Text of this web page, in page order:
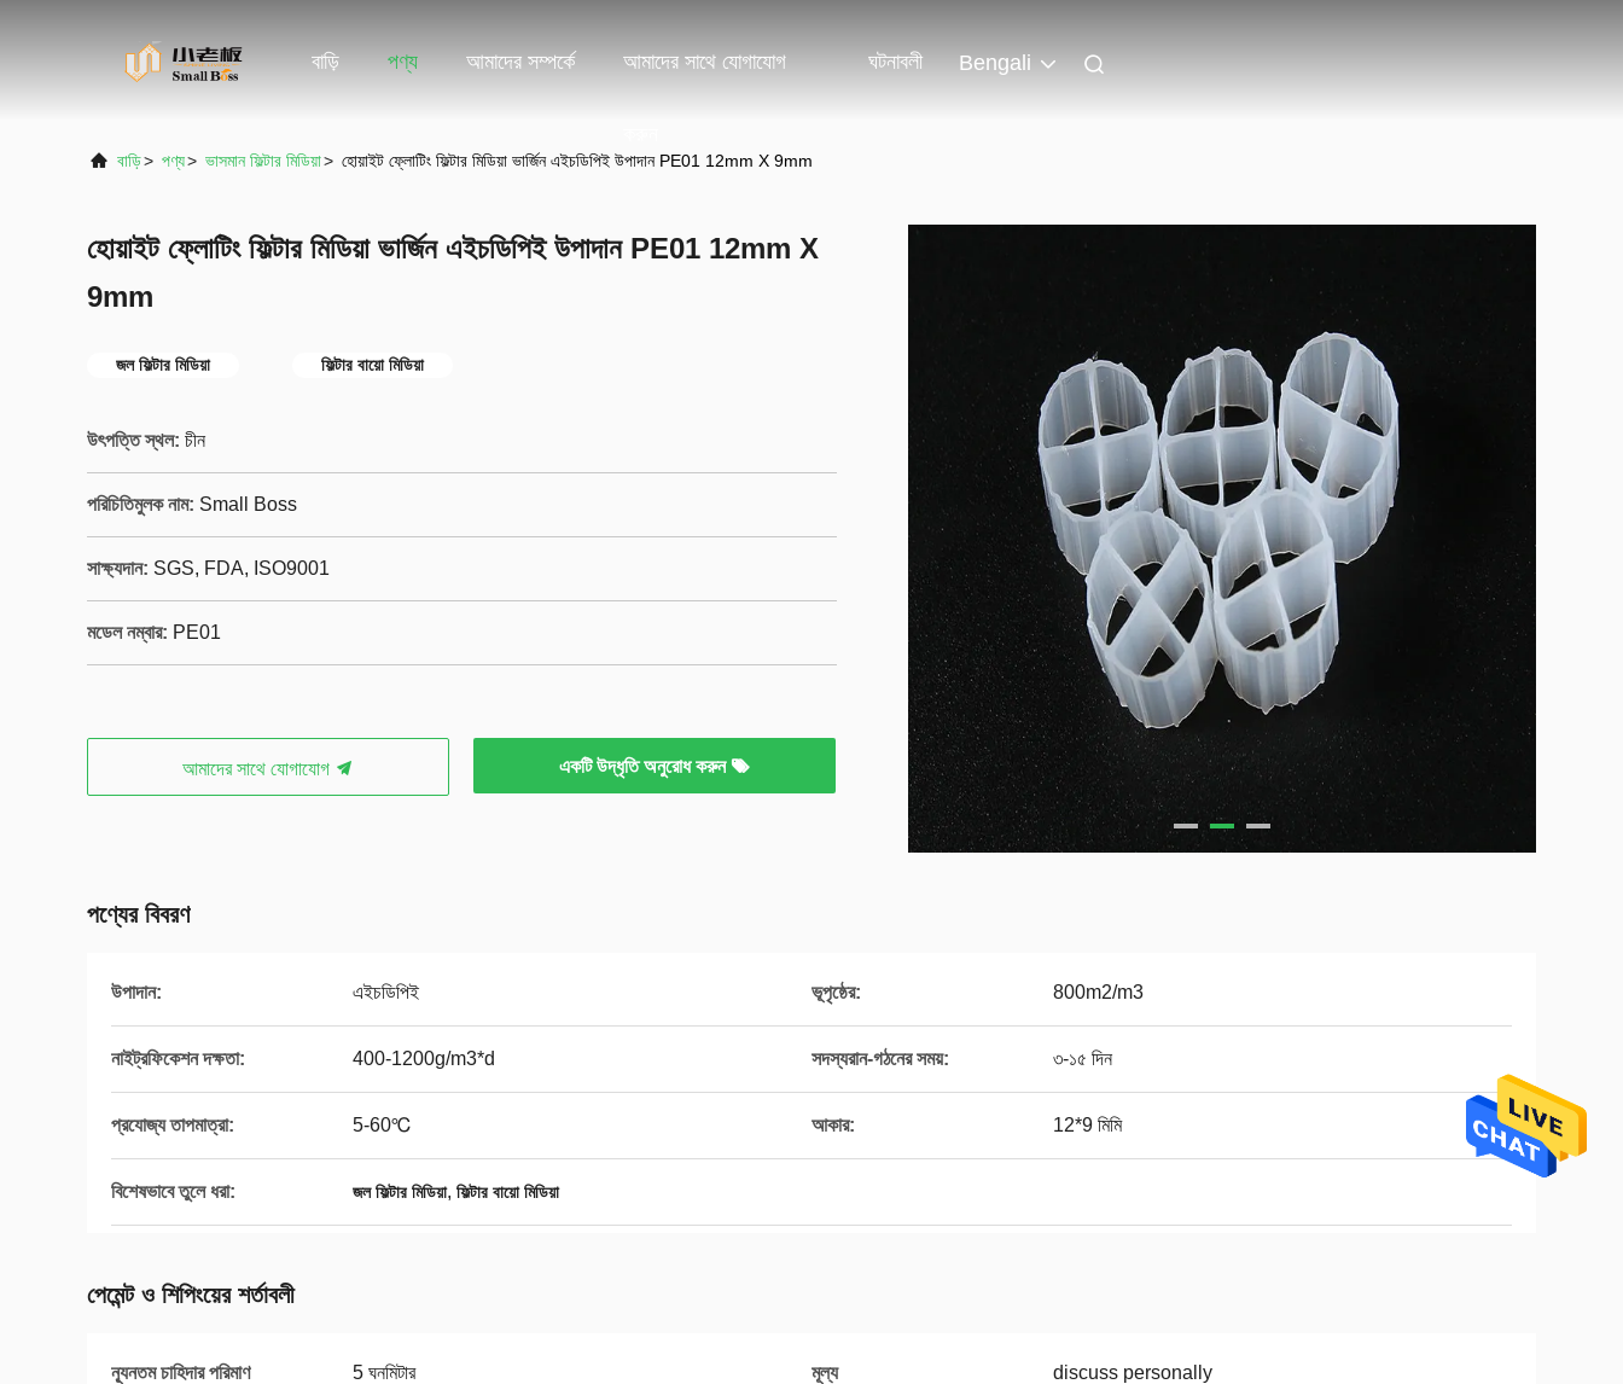
বাড়ি পণ্য আমাদের সম্পর্কে আমাদের সাথে যোগাযোগ ঘটনাবলী Bengali
বাড়ি> পণ্য> ভাসমান ফিল্টার মিডিয়া> হোয়াইট ফ্লোটিং ফিল্টার মিডিয়া ভার্জিন এইচডিপিই উপাদান PE01 12mm X 9mm
হোয়াইট ফ্লোটিং ফিল্টার মিডিয়া ভার্জিন এইচডিপিই উপাদান PE01 12mm X
9mm
জল ফিল্টার মিডিয়া ফিল্টার বায়ো মিডিয়া
উৎপত্তি স্থল: চীন
পরিচিতিমুলক নাম: Small Boss
সাক্ষ্যদান: SGS, FDA, ISO9001
মডেল নম্বার: PE01
আমাদের সাথে যোগাযোগ একটি উদ্ধৃতি অনুরোধ করুন
পণ্যের বিবরণ
উপাদান: এইচডিপিই ভূপৃষ্ঠের: 800m2/m3
নাইট্রফিকেশন দক্ষতা: 400-1200g/m3*d সদস্যরান-গঠনের সময়: ৩-১৫ দিন
প্রযোজ্য তাপমাত্রা: 5-60℃ আকার: 12*9 মিমি
বিশেষভাবে তুলে ধরা: জল ফিল্টার মিডিয়া, ফিল্টার বায়ো মিডিয়া
পেমেন্ট ও শিপিংয়ের শর্তাবলী
ন্যূনতম চাহিদার পরিমাণ 5 ঘনমিটার মূল্য discuss personally